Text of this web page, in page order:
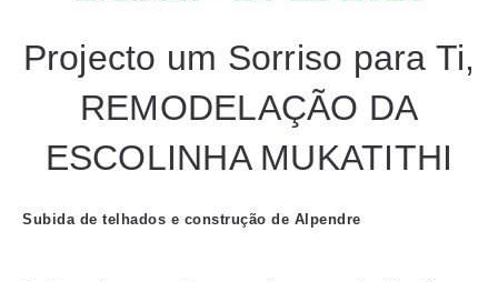
Projecto um Sorriso para Ti,
REMODELAÇÃO DA
ESCOLINHA MUKATITHI
Subida de telhados e construção de Alpendre